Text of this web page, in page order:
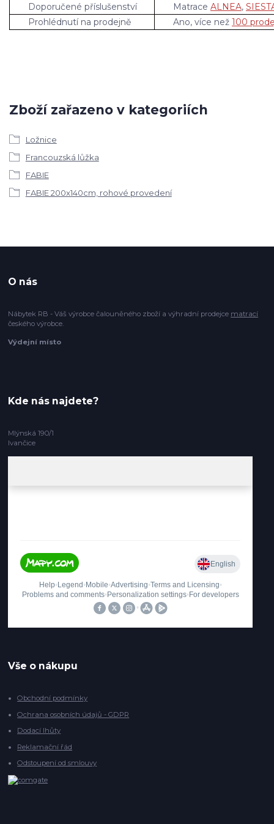
Doporučené příslušenství
Matrace ALNEA,
Prohlédnutí na prodejně
Ano, více než 100
Zboží zařazeno v kategoriích
Ložnice
Francouzská lůžka
FABIE
FABIE 200x140cm, rohové provedení
O nás
Nábytek RB - Váš výrobce čalouněného zboží a výhradní prodejce matrací
českého výrobce.
Výdejní místo
Kde nás najdete?
Mlýnská 190/1
Ivančice
Vše o nákupu
Obchodní podmínky
Ochrana osobních údajů - GDPR
Dodací lhůty
Reklamační řád
Odstoupení od smlouvy